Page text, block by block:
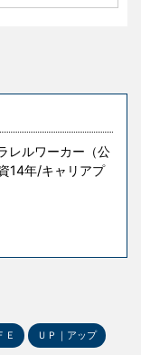
す。 失敗はコ
レルワーカー（公
14年/キャリアプ
Ｅ ＵＰ｜アップ